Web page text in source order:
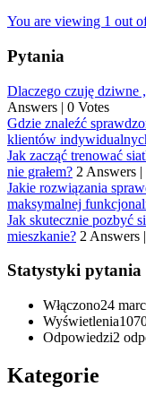
You are viewing 1 out
Pytania
Dlaczego czuję dziwne
Answers | 0 Votes
Gdzie znaleźć
klientów
Jak zacząć trenować
nie grałem? 2 Answers |
Jakie rozwiązania
maksymalnej
Jak skutecznie pozbyć
mieszkanie? 2 Answers |
Statystyki pytania
Włączono24
Wyświetlenia
Odpowiedzi2
Kategorie